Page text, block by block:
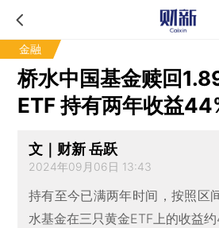
金融
桥水中国基金赎回
ETF 持有两年收益
文｜财新 岳跃
2024年09月06日 13:43
持有至今已满两年时间，按照区
水基金在三只黄金ETF上的收益